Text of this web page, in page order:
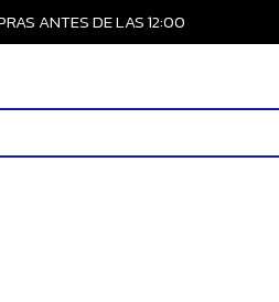
ANTES DE LAS 12:00